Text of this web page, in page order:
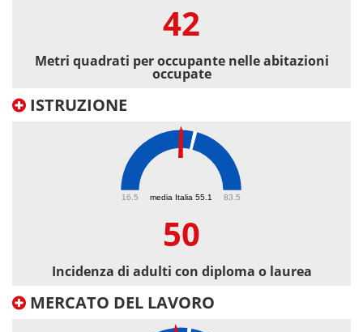
42
Metri quadrati per occupante nelle abitazioni
occupate
ISTRUZIONE
media Italia 55.1
16.5 83.5
50
Incidenza di adulti con diploma o laurea
MERCATO DEL LAVORO